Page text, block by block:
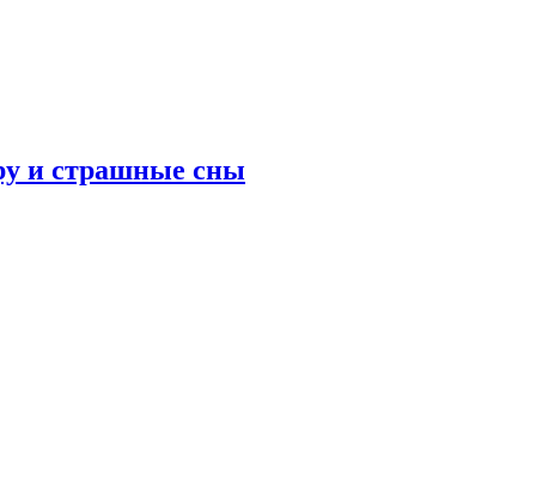
и страшные сны